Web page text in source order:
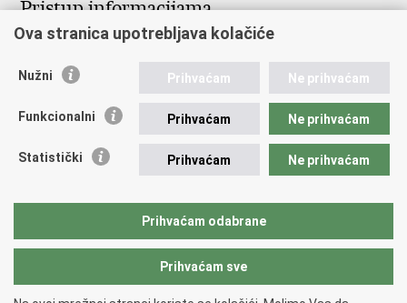
Pristup informacijama
Pristup informacijama
Nepravilnosti
Javna nabava u MVEP-u
Nadzor rada i unutarnja revizija službe vanjskih poslova
Ova stranica upotrebljava kolačiće
Nužni Prihvaćam Ne prihvaćam
Funkcionalni Prihvaćam Ne prihvaćam
Statistički Prihvaćam Ne prihvaćam
Prihvaćam odabrane
Prihvaćam sve